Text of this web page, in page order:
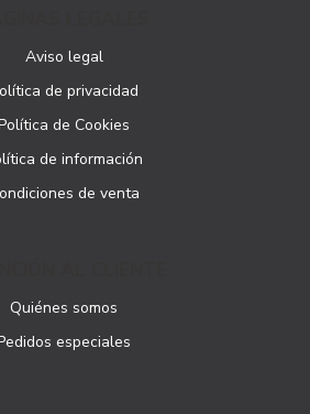
Aviso legal
de privacidad
de Cookies
de información
de venta
Quiénes somos
especiales